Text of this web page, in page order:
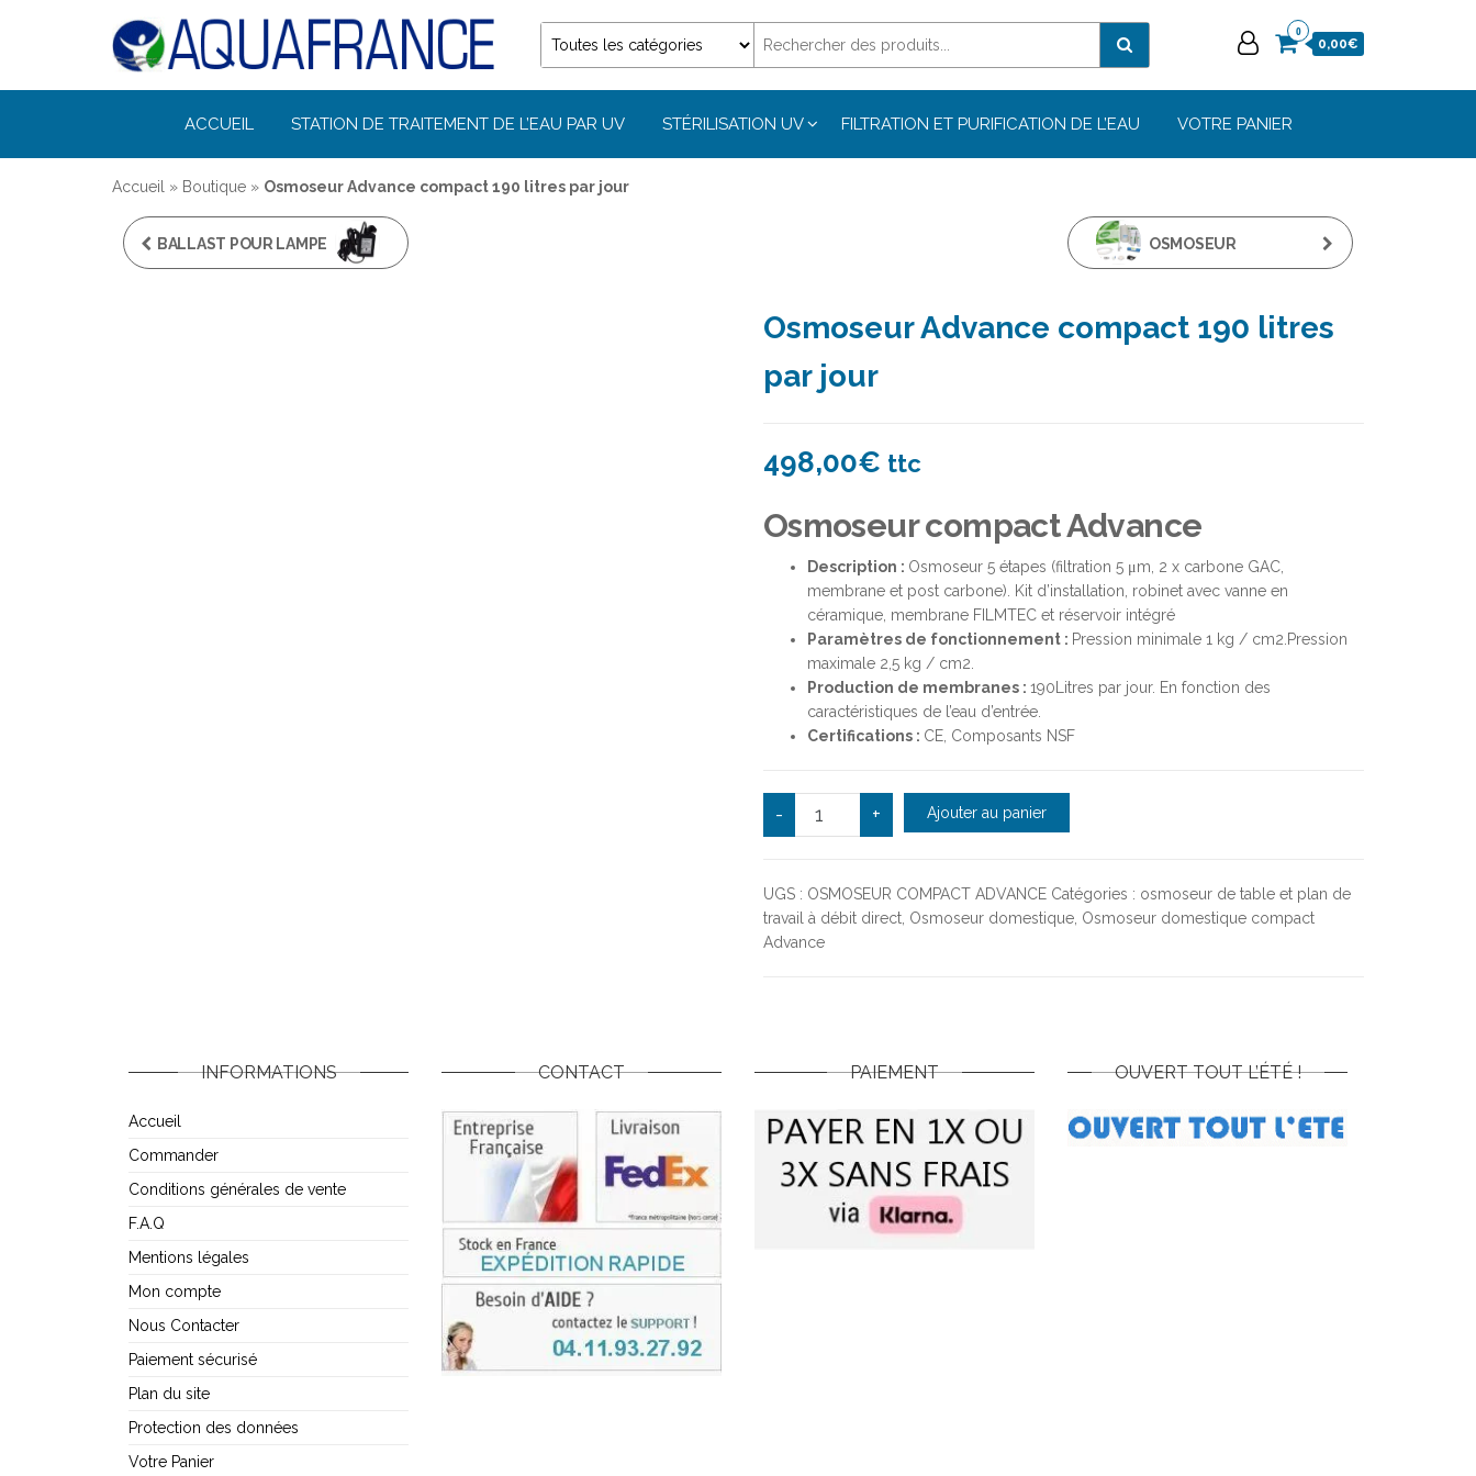
Désinfection
Uv de l'eau |
Filtration et
Potabilisation
0
0,00€
ACCUEIL STATION DE TRAITEMENT DE L’EAU PAR UV STÉRILISATION UV FILTRATION ET PURIFICATION DE L’EAU VOTRE PANIER
Accueil » Boutique » Osmoseur Advance compact 190 litres par jour
BALLAST POUR LAMPE OSMOSEUR
CLASSIQUE
Osmoseur Advance compact 190 litres
par jour
498,00€ ttc
Osmoseur compact Advance
Description : Osmoseur 5 étapes (filtration 5 μm, 2 x carbone GAC,
membrane et post carbone). Kit d’installation, robinet avec vanne en
céramique, membrane FILMTEC et réservoir intégré
Paramètres de fonctionnement : Pression minimale 1 kg / cm2.Pression
maximale 2,5 kg / cm2.
Production de membranes : 190Litres par jour. En fonction des
caractéristiques de l’eau d’entrée.
Certifications : CE, Composants NSF
- quantité de Osmoseur Advance compact 190 litres par jour
+ Ajouter au panier
UGS : OSMOSEUR COMPACT ADVANCE Catégories : osmoseur de table et plan de
travail à débit direct, Osmoseur domestique, Osmoseur domestique compact
Advance
INFORMATIONS
Accueil
Commander
Conditions générales de vente
F.A.Q
Mentions légales
Mon compte
Nous Contacter
Paiement sécurisé
Plan du site
Protection des données
Votre Panier
CONTACT PAIEMENT OUVERT TOUT L’ÉTÉ !